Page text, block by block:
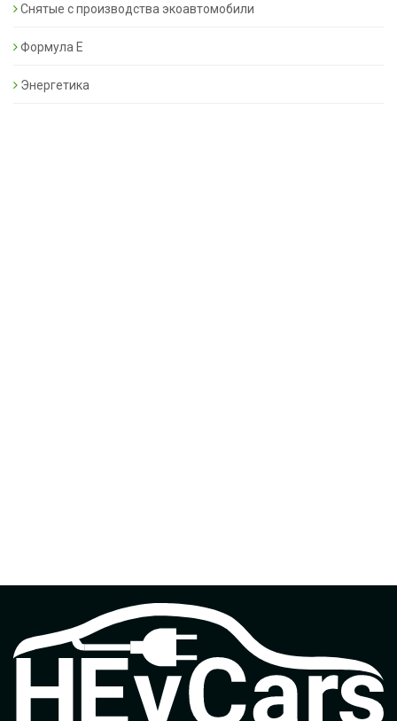
Снятые с производства экоавтомобили
Формула Е
Энергетика